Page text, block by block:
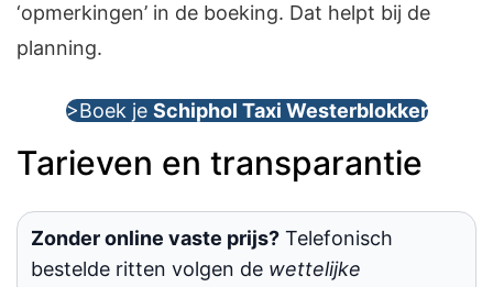
‘opmerkingen’ in de boeking. Dat helpt bij de
planning.
>Boek je Schiphol Taxi Westerblokker
Tarieven en transparantie
Zonder online vaste prijs? Telefonisch
bestelde ritten volgen de wettelijke